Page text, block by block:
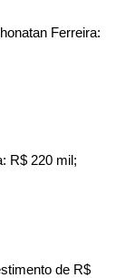
Ferreira:
R$ 220 mil;
de R$